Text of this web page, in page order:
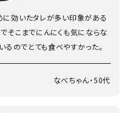
効いたタレが多い印象がある
そこまでにんにくも気にならな
るのでとても食べやすかった。
なべちゃん・50代